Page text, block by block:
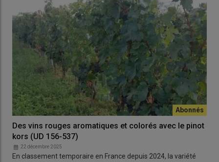
Des vins rouges aromatiques et colorés avec le pinot
kors (UD 156-537)
22 décembre 2025
En classement temporaire en France depuis 2024, la variété